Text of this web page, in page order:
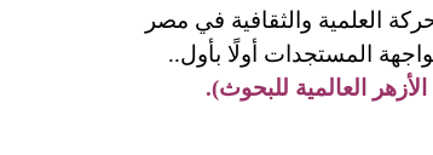
العلمية والثقافية في مصر
المستجدات أولًا بأول..
العالمية للبحوث).